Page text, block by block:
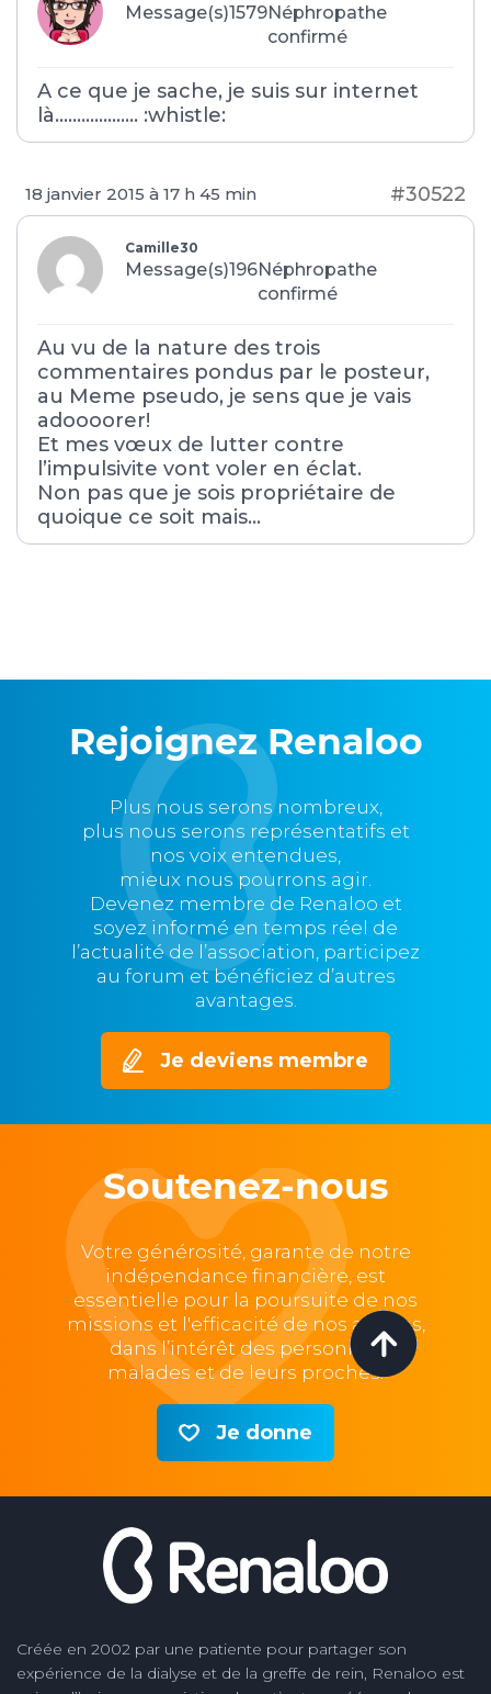
Message(s)1579Néphropathe
confirmé
A ce que je sache, je suis sur internet
là………………. :whistle:
18 janvier 2015 à 17 h 45 min #30522
Camille30
Message(s)196Néphropathe
confirmé
Au vu de la nature des trois
commentaires pondus par le posteur,
au Meme pseudo, je sens que je vais
adoooorer!
Et mes vœux de lutter contre
l’impulsivite vont voler en éclat.
Non pas que je sois propriétaire de
quoique ce soit mais…
Rejoignez Renaloo
Plus nous serons nombreux,
plus nous serons représentatifs et
nos voix entendues,
mieux nous pourrons agir.
Devenez membre de Renaloo et
soyez informé en temps réel de
l’actualité de l’association, participez
au forum et bénéficiez d’autres
avantages.
Je deviens membre
Soutenez-nous
Votre générosité, garante de notre
indépendance financière, est
essentielle pour la poursuite de nos
missions et l'efficacité de nos actions,
dans l’intérêt des personnes
malades et de leurs proches.
Je donne
Créée en 2002 par une patiente pour partager son
expérience de la dialyse et de la greffe de rein, Renaloo est